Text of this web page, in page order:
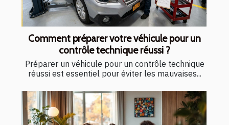
Comment préparer votre véhicule pour un
contrôle technique réussi ?
Préparer un véhicule pour un contrôle technique
réussi est essentiel pour éviter les mauvaises...